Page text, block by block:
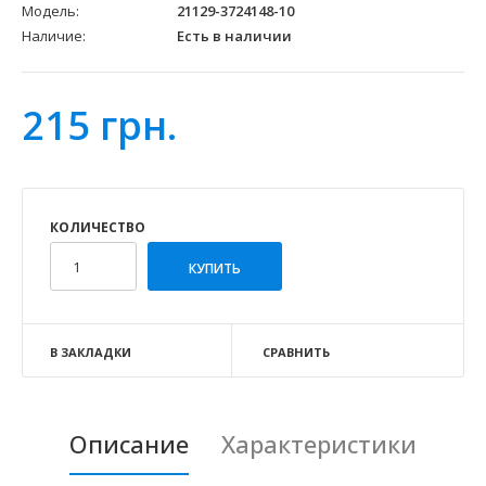
Модель:
21129-3724148-10
Наличие:
Есть в наличии
215 грн.
КОЛИЧЕСТВО
В ЗАКЛАДКИ СРАВНИТЬ
Описание
Характеристики